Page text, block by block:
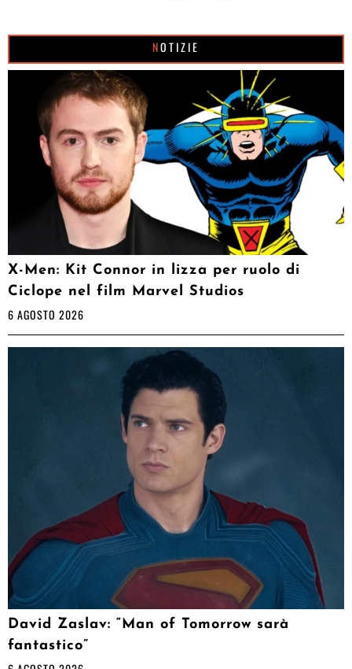
NOTIZIE
X-Men: Kit Connor in lizza per ruolo di
Ciclope nel film Marvel Studios
6 AGOSTO 2026
David Zaslav: “Man of Tomorrow sarà
fantastico”